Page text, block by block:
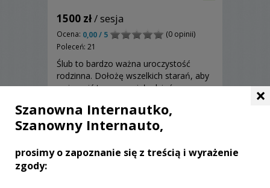
1500 zł/ sesja
Ocena: 0,00 / 5
(0 opinii)
Poleceń: 21
Ślub to bardzo ważna uroczystość
rodzinna. Dołożę wszelkich starań, aby
uwiecznić ten wspaniały dzień.
Zobacz więcej
×
Szanowna Internautko,
Szanowny Internauto,
prosimy o zapoznanie się z treścią i wyrażenie
zgody: